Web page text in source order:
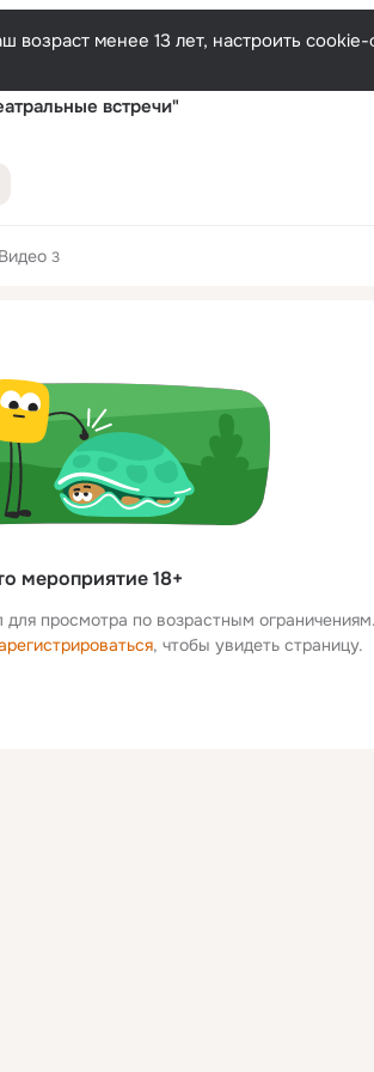
возраст менее 13 лет, настроить
встречи"
Видео 3
мероприятие 18+
просмотра по возрастным ограничениям.
, чтобы увидеть страницу.